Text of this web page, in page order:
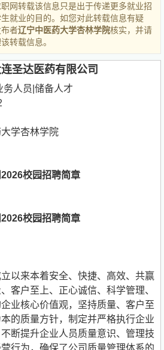
网转载该信息只是出于传递更多就业招
就业的目的。如您对此转载信息有疑
者辽宁中医药大学杏林学院核实，并请
转载信息。
圣达医药有限公司
务人员|储备人才
学杏林学院
校园招聘简章
2026校园招聘简章
以来本着安全、快捷、高效、共赢
客户至上、正心诚信、科学管理、
业核心价值观，坚持质量、客户至
本的质量方针，制定并严格执行企业
断提升企业人员质量意识、管理技